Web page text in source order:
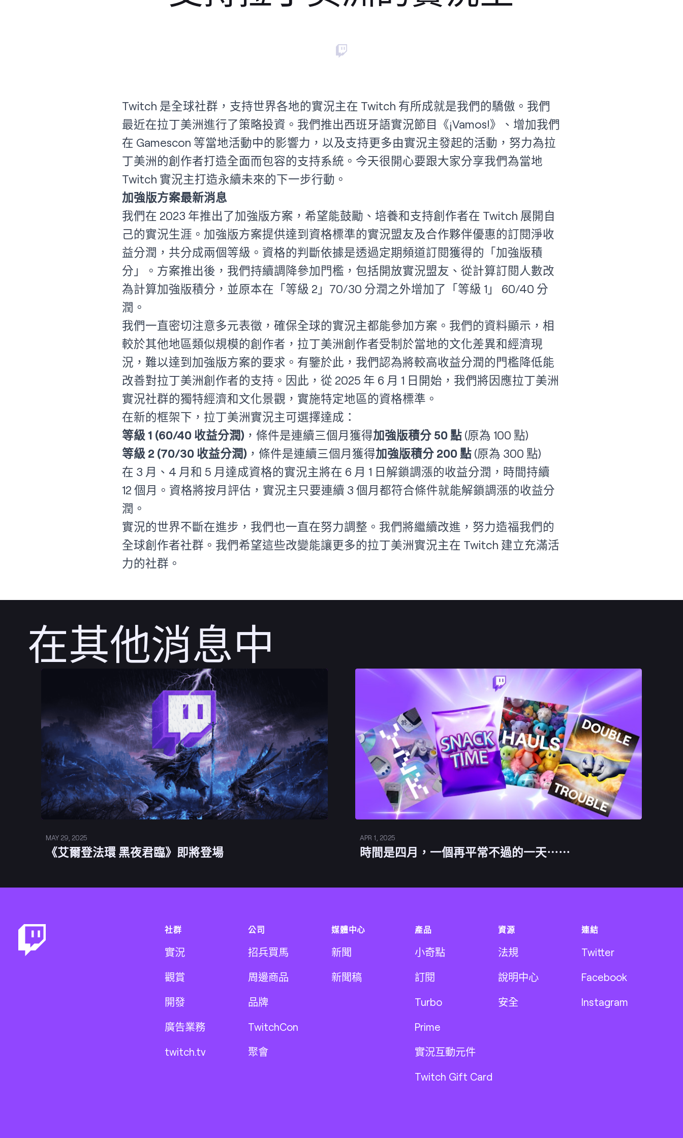
Twitch 是全球社群，支持世界各地的實況主在 Twitch 有所成就是我們的驕傲。我們
最近在拉丁美洲進行了策略投資。我們推出西班牙語實況節目《¡Vamos!》、增加我們
在 Gamescon 等當地活動中的影響力，以及支持更多由實況主發起的活動，努力為拉
丁美洲的創作者打造全面而包容的支持系統。今天很開心要跟大家分享我們為當地
Twitch 實況主打造永續未來的下一步行動。
加強版方案最新消息
我們在 2023 年推出了加強版方案 ，希望能鼓勵、培養和支持創作者在 Twitch 展開自
己的實況生涯。加強版方案提供達到資格標準的實況盟友及合作夥伴優惠的訂閱淨收
益分潤，共分成兩個等級。資格的判斷依據是透過定期頻道訂閱獲得的「加強版積
分」。方案推出後，我們持續調降參加門檻，包括開放實況盟友、從計算訂閱人數改
為計算加強版積分，並原本在「等級 2」70/30 分潤之外增加了「等級 1」 60/40 分
潤。
我們一直密切注意多元表徵，確保全球的實況主都能參加方案。我們的資料顯示，相
較於其他地區類似規模的創作者，拉丁美洲創作者受制於當地的文化差異和經濟現
況，難以達到加強版方案的要求。有鑒於此，我們認為將較高收益分潤的門檻降低能
改善對拉丁美洲創作者的支持。因此，從 2025 年 6 月 1 日開始，我們將因應拉丁美洲
實況社群的獨特經濟和文化景觀，實施特定地區的資格標準。
在新的框架下，拉丁美洲實況主可選擇達成：
等級 1 (60/40 收益分潤) ，條件是連續三個月獲得加強版積分 50 點 (原為 100 點)
等級 2 (70/30 收益分潤) ，條件是連續三個月獲得加強版積分 200 點 (原為 300 點)
在 3 月、4 月和 5 月達成資格的實況主將在 6 月 1 日解鎖調漲的收益分潤，時間持續
12 個月。資格將按月評估，實況主只要連續 3 個月都符合條件就能解鎖調漲的收益分
潤。
實況的世界不斷在進步，我們也一直在努力調整。我們將繼續改進，努力造福我們的
全球創作者社群。我們希望這些改變能讓更多的拉丁美洲實況主在 Twitch 建立充滿活
力的社群。
在其他消息中
MAY 29, 2025
《艾爾登法環 黑夜君臨》即將登場
APR 1, 2025
時間是四月，一個再平常不過的一天⋯⋯
社群
實況
觀賞
開發
廣告業務
twitch.tv
公司
招兵買馬
周邊商品
品牌
TwitchCon
聚會
媒體中心
新聞
新聞稿
產品
小奇點
訂閱
Turbo
Prime
實況互動元件
Twitch Gift Card
資源
法規
說明中心
安全
連結
Twitter
Facebook
Instagram